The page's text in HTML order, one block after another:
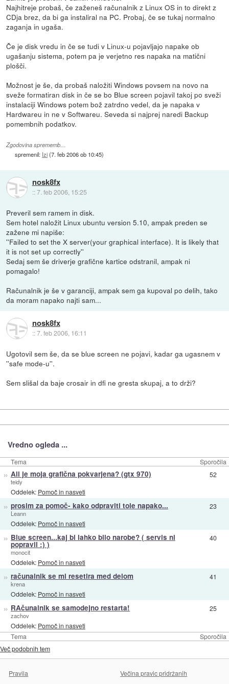
Najhitreje probaš, če zaženeš računalnik z Linux OS in to direkt z
CDja brez, da bi ga instaliral na PC. Probaj, če se tukaj normalno
zaganja in ugaša.
Če je disk vredu in če se tudi v Linux-u pojavljajo napake ob
ugašanju sistema, potem pa je verjetno res napaka na matični
plošči.
Možnost je še, da probaš naložiti Windows povsem na novo na
sveže formatiran disk in če se bo Blue screen pojavil takoj po sveži
instalaciji Windows potem bož zatrdno vedel, da je napaka v
Hardwareu in ne v Softwareu. Seveda si najprej naredi Backup
pomembnih podatkov.
Zgodovina sprememb…
spremenil: Izi(7. feb 2006 ob 10:45)
nosk8fx
::7. feb 2006, 15:25
Preveril sem ramem in disk.
Sem hotel naložit Linux ubuntu version 5.10, ampak preden se
zažene mi napiše:
''Failed to set the X server(your graphical interface). It is likely that
it is not set up correctly''
Sedaj sem še driverje grafične kartice odstranil, ampak ni
pomagalo!
Računalnik je še v garanciji, ampak sem ga kupoval po delih, tako
da moram napako najti sam...
nosk8fx
::7. feb 2006, 16:11
Ugotovil sem še, da se blue screen ne pojavi, kadar ga ugasnem v
''safe mode-u''.
Sem slišal da baje crosair in dfi ne gresta skupaj, a to drži?
Vredno ogleda ...
Tema Sporočila
Tema Sporočila
» Ali je moja grafična pokvarjena? (gtx 970)
teidy
Oddelek: Pomoč in nasveti
52
» prosim za pomoč- kako odpraviti tole napako...
Leann
Oddelek: Pomoč in nasveti
23
» Blue screen...kaj bi lahko bilo narobe? ( servis ni
popravil :) )
monocit
Oddelek: Pomoč in nasveti
40
» računalnik se mi resetira med delom
krena
Oddelek: Pomoč in nasveti
41
» RAčunalnik se samodejno restarta!
zachov
Oddelek: Pomoč in nasveti
25
Več podobnih tem
Pravila Večina pravic pridržanih